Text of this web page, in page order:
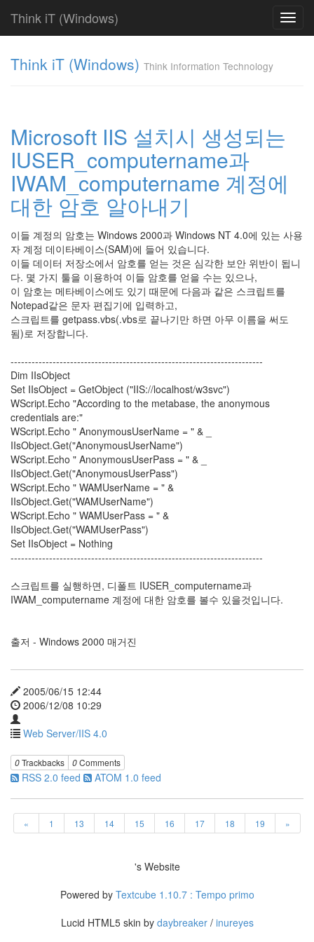
Think iT (Windows)
Think iT (Windows) Think Information Technology
Microsoft IIS 설치시 생성되는
IUSER_computername과
IWAM_computername 계정에
대한 암호 알아내기
이들 계정의 암호는 Windows 2000과 Windows NT 4.0에 있는 사용
자 계정 데이타베이스(SAM)에 들어 있습니다.
이들 데이터 저장소에서 암호를 얻는 것은 심각한 보안 위반이 됩니
다. 몇 가지 툴을 이용하여 이들 암호를 얻을 수는 있으나,
이 암호는 메타베이스에도 있기 때문에 다음과 같은 스크립트를
Notepad같은 문자 편집기에 입력하고,
스크립트를 getpass.vbs(.vbs로 끝나기만 하면 아무 이름을 써도
됨)로 저장합니다.
------------------------------------------------------------------------
Dim IIsObject
Set IIsObject = GetObject ("IIS://localhost/w3svc")
WScript.Echo "According to the metabase, the anonymous
credentials are:"
WScript.Echo " AnonymousUserName = " & _
IIsObject.Get("AnonymousUserName")
WScript.Echo " AnonymousUserPass = " & _
IIsObject.Get("AnonymousUserPass")
WScript.Echo " WAMUserName = " &
IIsObject.Get("WAMUserName")
WScript.Echo " WAMUserPass = " &
IIsObject.Get("WAMUserPass")
Set IIsObject = Nothing
------------------------------------------------------------------------
스크립트를 실행하면, 디폴트 IUSER_computername과
IWAM_computername 계정에 대한 암호를 볼수 있을것입니다.
출저 - Windows 2000 매거진
2005/06/15 12:44
2006/12/08 10:29
Web Server/IIS 4.0
0Trackbacks 0Comments
RSS 2.0 feed ATOM 1.0 feed
« 1 13 14 15 16 17 18 19 »
FAQ
186
Web
Server
19
IIS
6.0
0
IIS
5.0
0
IIS
4.0
19
DNS
3
Mail
Server
1
Exchange
Server
2000
1
Exchange
Server
2003
0
Firewall
Server
0
Server
0
8
2003
1
Windows
2000
0
Windows
XP
0
's Website
Powered by Textcube 1.10.7 : Tempo primo
Lucid HTML5 skin by daybreaker/ inureyes